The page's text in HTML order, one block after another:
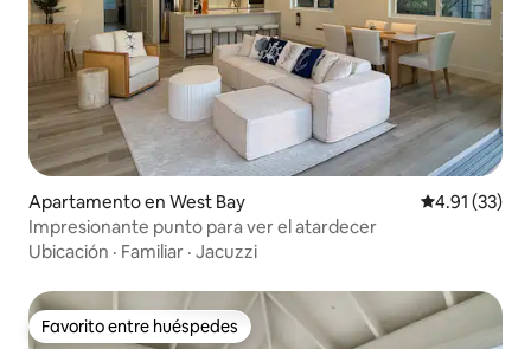
Apartamento en West Bay Calificación
4.91 (33)
Impresionante punto para ver el atardecer
Ubicación · Familiar · Jacuzzi
Favorito entre huéspedes
Favorito entre huéspedes